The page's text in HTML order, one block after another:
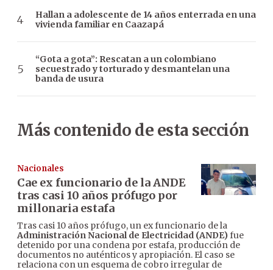
Hallan a adolescente de 14 años enterrada en una
vivienda familiar en Caazapá
“Gota a gota”: Rescatan a un colombiano
secuestrado y torturado y desmantelan una
banda de usura
Más contenido de esta sección
Nacionales
Cae ex funcionario de la ANDE
tras casi 10 años prófugo por
millonaria estafa
Tras casi 10 años prófugo, un ex funcionario de la
Administración Nacional de Electricidad (ANDE)fue
detenido por una condena por estafa, producción de
documentos no auténticos y apropiación. El caso se
relaciona con un esquema de cobro irregular de